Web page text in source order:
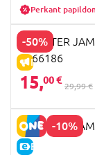
Perkant
-50%
IŠPARDAVIMAS
MONSTER
6066186
15,00 €
29,99 €
-10%
E-KAINA
MONSTER